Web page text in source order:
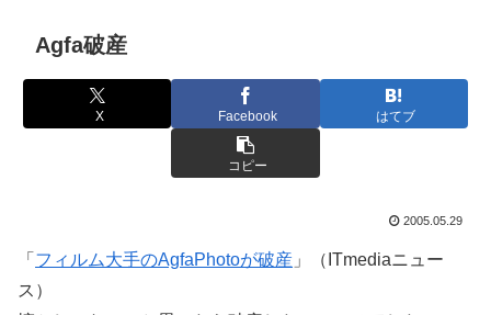
Agfa破産
X Facebook はてブ
コピー
2005.05.29
「 フィルム大手のAgfaPhotoが破産 」（ITmediaニュー
ス）